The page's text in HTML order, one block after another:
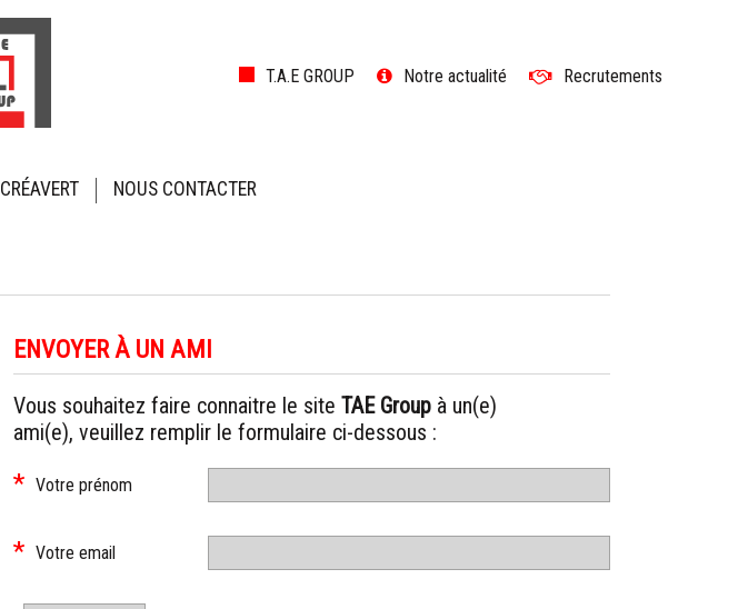
Aller T.A.E GROUP Notre actualité Recrutements
CRÉAVERT NOUS CONTACTER
ENVOYER À UN AMI
Vous souhaitez faire connaitre le site TAE Group à un(e)
ami(e), veuillez remplir le formulaire ci-dessous :
Champ
Votre prénom
*
Champ
Votre email
*